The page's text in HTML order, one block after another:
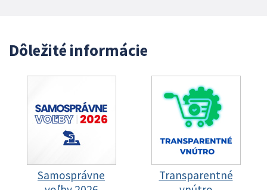
Dôležité informácie
Samosprávne
Transparentné